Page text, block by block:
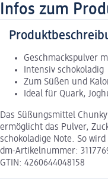
Infos zum
Geschmackspulver
Intensiv schokoladig
Zum Süßen und
Ideal für Quark,
Das Süßungsmittel
ermöglicht das Pulver,
schokoladige Note. So
dm-Artikelnummer:
GTIN: 4260644048158